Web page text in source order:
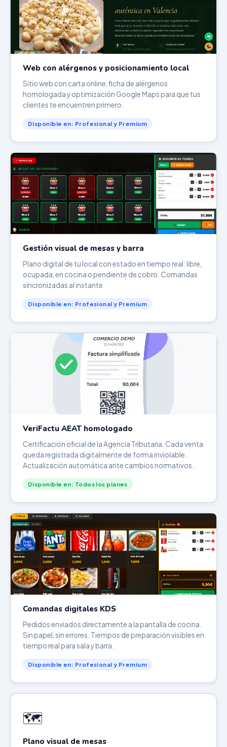
Web con alérgenos y posicionamiento local
Sitio web con carta online, ficha de alérgenos
homologada y optimización Google Maps para que tus
clientes te encuentren primero.
Disponible en: Profesional y Premium
Gestión visual de mesas y barra
Plano digital de tu local con estado en tiempo real: libre,
ocupada, en cocina o pendiente de cobro. Comandas
sincronizadas al instante.
Disponible en: Profesional y Premium
VeriFactu AEAT homologado
Certificación oficial de la Agencia Tributaria. Cada venta
queda registrada digitalmente de forma inviolable.
Actualización automática ante cambios normativos.
Disponible en: Todos los planes
Comandas digitales KDS
Pedidos enviados directamente a la pantalla de cocina.
Sin papel, sin errores. Tiempos de preparación visibles en
tiempo real para sala y barra.
Disponible en: Profesional y Premium
🗺️
Plano visual de mesas